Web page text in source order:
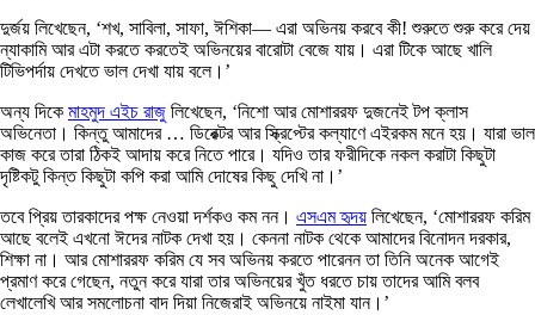
দুর্জয় লিখেছেন, ‘শখ, সাবিলা, সাফা, ঈশিকা— এরা অভিনয় করবে কী! শুরুতে শুরু করে দেয়
ন্যাকামি আর এটা করতে করতেই অভিনয়ের বারোটা বেজে যায়। এরা টিকে আছে খালি
টিভিপর্দায় দেখতে ভাল দেখা যায় বলে।’
অন্য দিকে মাহমুদ এইচ রাজু লিখেছেন, ‘নিশো আর মোশাররফ দুজনেই টপ ক্লাস
অভিনেতা। কিন্তু আমাদের … ডিরেক্টর আর স্ক্রিপ্টের কল্যাণে এইরকম মনে হয়। যারা ভাল
কাজ করে তারা ঠিকই আদায় করে নিতে পারে। যদিও তার ফরীদিকে নকল করাটা কিছুটা
দৃষ্টিকটু কিন্ত কিছুটা কপি করা আমি দোষের কিছু দেখি না।’
তবে প্রিয় তারকাদের পক্ষ নেওয়া দর্শকও কম নন। এসএম হৃদয় লিখেছেন, ‘মোশাররফ করিম
আছে বলেই এখনো ঈদের নাটক দেখা হয়। কেননা নাটক থেকে আমাদের বিনোদন দরকার,
শিক্ষা না। আর মোশাররফ করিম যে সব অভিনয় করতে পারেনন তা তিনি অনেক আগেই
প্রমাণ করে গেছেন, নতুন করে যারা তার অভিনয়ের খুঁত ধরতে চায় তাদের আমি বলব
লেখালেখি আর সমলোচনা বাদ দিয়া নিজেরাই অভিনয়ে নাইমা যান।’